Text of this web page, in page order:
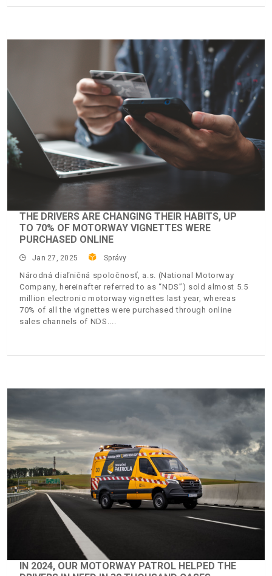
THE DRIVERS ARE CHANGING THEIR HABITS, UP
TO 70% OF MOTORWAY VIGNETTES WERE
PURCHASED ONLINE
Jan 27, 2025 Správy
Národná diaľničná spoločnosť, a.s. (National Motorway
Company, hereinafter referred to as “NDS”) sold almost 5.5
million electronic motorway vignettes last year, whereas
70% of all the vignettes were purchased through online
sales channels of NDS.
IN 2024, OUR MOTORWAY PATROL HELPED THE